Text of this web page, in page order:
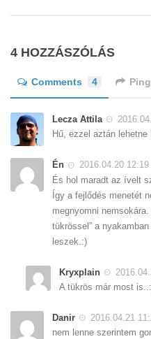
4 HOZZÁSZÓLÁS
Comments 4
Lecza Attila
Hű, ezzel aztán
Én
2016.04.20 12:19
És hol maradt az ívelt
Így a fejlődés menetét
megnyomni
tükrössel” a
leszek.:)
Kryxplain
A tükrös már most
Danir
2016.04.21
nem lenne szerintem